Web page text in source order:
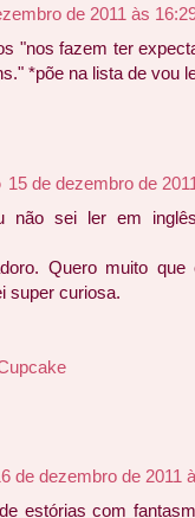
de 2011 às
"nos fazem ter
*põe na lista de vou
15 de dezembro de
não sei ler em
Quero muito
super curiosa.
de dezembro de 2011
estórias com